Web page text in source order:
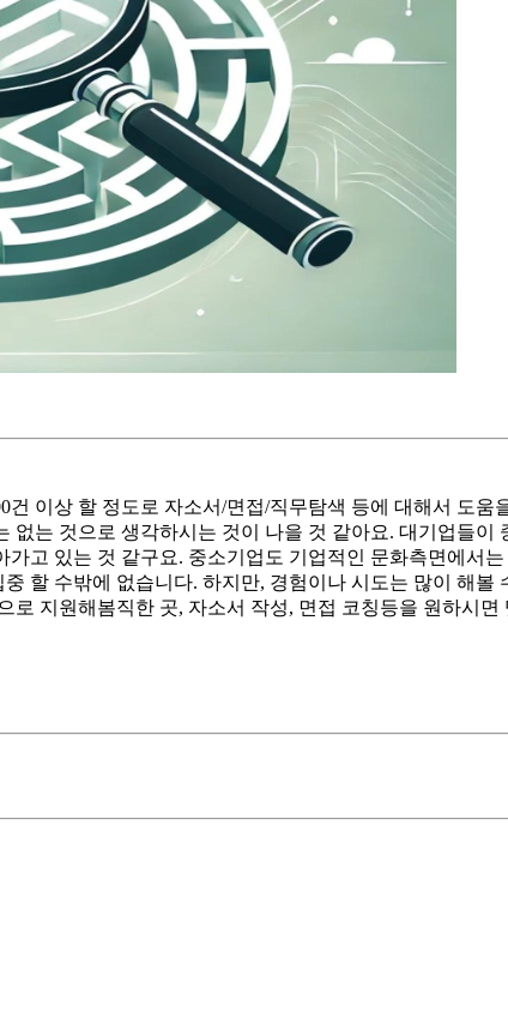
이상 할 정도로 자소서/면접/직무탐색 등에 대해서 도
없는 것으로 생각하시는 것이 나을 것 같아요. 대기업들
고 있는 것 같구요. 중소기업도 기업적인 문화측면에서
할 수밖에 없습니다. 하지만, 경험이나 시도는 많이 해
로 지원해봄직한 곳, 자소서 작성, 면접 코칭등을 원하시면